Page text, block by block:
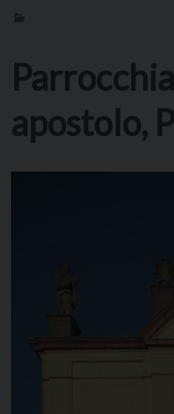
apostolo,